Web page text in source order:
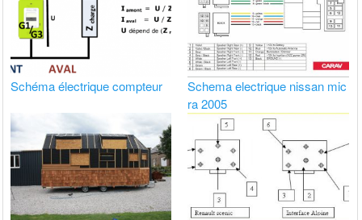
Schéma électrique compteur
Schema electrique nissan mic
ra 2005